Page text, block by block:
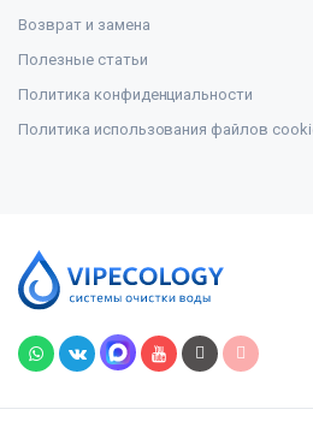
Возврат и замена
Полезные статьи
Политика конфиденциальности
Политика использования файлов